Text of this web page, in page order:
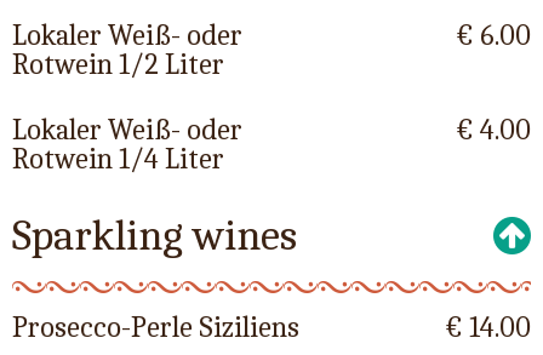
Lokaler Weiß- oder
Rotwein 1/2 Liter
€ 6.00
Lokaler Weiß- oder
Rotwein 1/4 Liter
€ 4.00
Sparkling wines
Prosecco-Perle Siziliens € 14.00